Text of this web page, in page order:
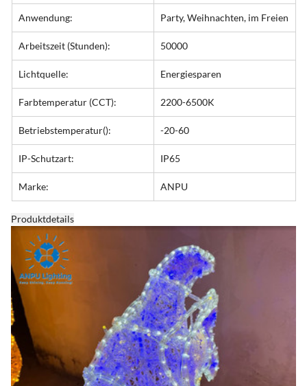
Anwendung: Party, Weihnachten, im Freien
Arbeitszeit (Stunden): 50000
Lichtquelle: Energiesparen
Farbtemperatur (CCT): 2200-6500K
Betriebstemperatur(): -20-60
IP-Schutzart: IP65
Marke: ANPU
Produktdetails